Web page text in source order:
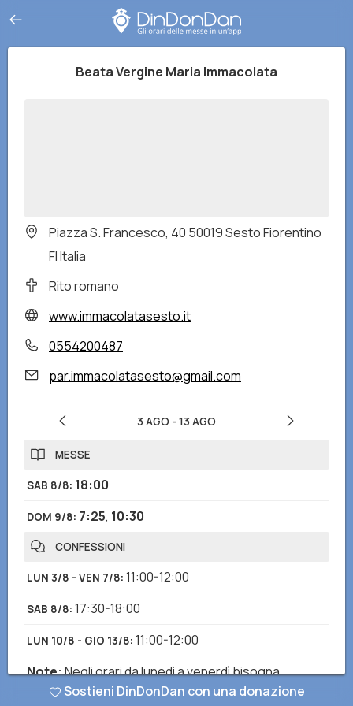
Beata Vergine Maria Immacolata
Piazza S. Francesco, 40 50019 Sesto Fiorentino
FI Italia
Rito romano
www.immacolatasesto.it
0554200487
par.immacolatasesto@gmail.com
3 AGO - 13 AGO
MESSE
SAB 8/8: 18:00
DOM 9/8: 7:25, 10:30
CONFESSIONI
LUN 3/8 - VEN 7/8: 11:00-12:00
SAB 8/8: 17:30-18:00
LUN 10/8 - GIO 13/8: 11:00-12:00
Note:Negli orari da lunedì a venerdì bisogna
chiedere in Sacrestia.
Sostieni DinDonDan con una donazione